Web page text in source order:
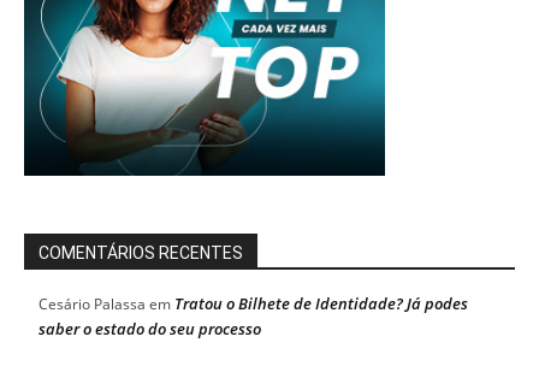
COMENTÁRIOS RECENTES
Cesário Palassa em Tratou o Bilhete de Identidade? Já podes
saber o estado do seu processo